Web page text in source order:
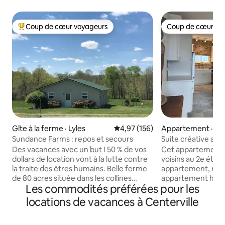
Coup de cœur voyageurs parmi les plus aimés
Coup de cœur voyageurs
Gîte à la ferme · Lyles Note moyenne de 4,97 sur 5,
4,97 (156)
Sundance Farms : repos et secours
Des vacances avec un but ! 50 % de vos
dollars de location vont à la lutte contre
la traite des êtres humains. Belle ferme
de 80 acres située dans les collines
vallonnées du centre du Tennessee.
Près de nombreuses excursions d'une
journée. Des kilomètres de routes
Coup de cœur
Coup de cœur
Appartement ·
Suite créative au
Centerville!
Cet appartement
voisins au 2e
appartement,
appartement
Remarque :
4 personnes.
sont des frais de
Les commodités préférées pour les
locations de vacances à Centerville